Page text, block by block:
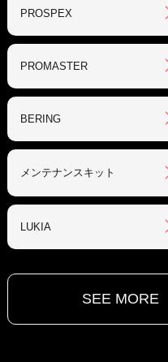
PROSPEX
PROMASTER
BERING
メンテナンスキット
LUKIA
SEE MORE